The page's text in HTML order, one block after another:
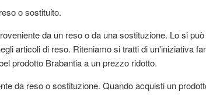
o sostituito.
da un reso o da una sostituzione. Lo si
articoli di reso. Riteniamo si tratti di un'iniziativa
prodotto Brabantia a un prezzo ridotto.
da reso o sostituzione. Quando acquisti un